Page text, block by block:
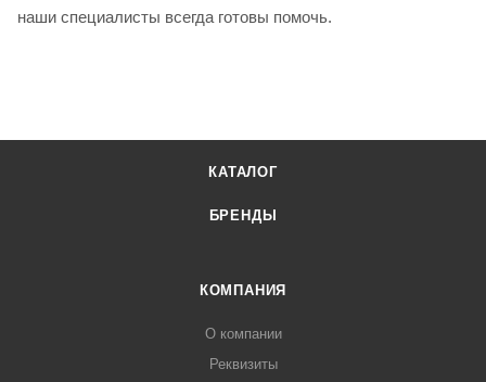
наши специалисты всегда готовы помочь.
КАТАЛОГ
БРЕНДЫ
КОМПАНИЯ
О компании
Реквизиты